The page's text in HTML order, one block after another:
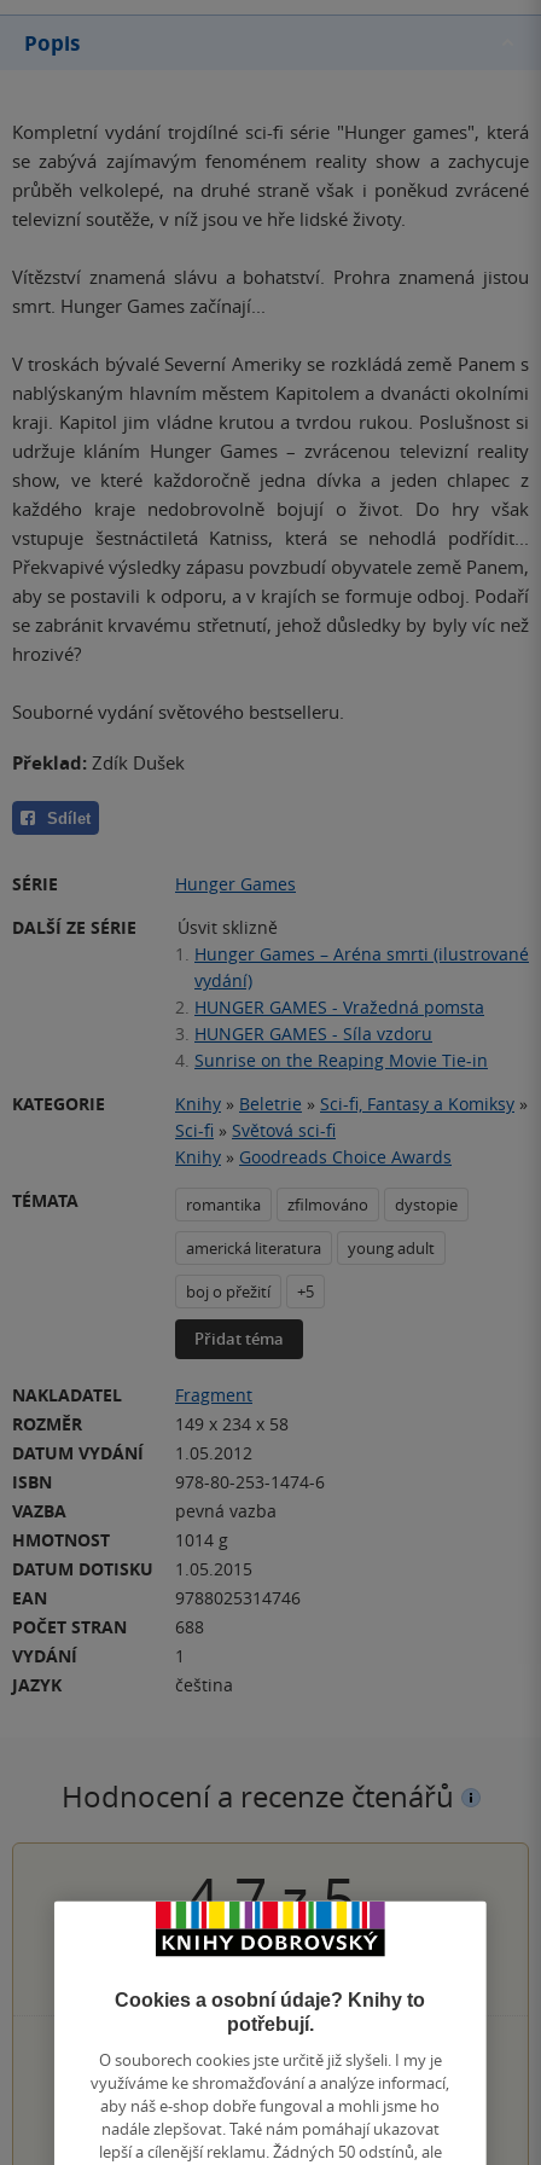
Popis
Kompletní vydání trojdílné sci-fi série "Hunger games", která
se zabývá zajímavým fenoménem reality show a zachycuje
průběh velkolepé, na druhé straně však i poněkud zvrácené
televizní soutěže, v níž jsou ve hře lidské životy.
Vítězství znamená slávu a bohatství. Prohra znamená jistou
smrt. Hunger Games začínají
V troskách bývalé Severní Ameriky se rozkládá země Panem s
nablýskaným hlavním městem Kapitolem a dvanácti okolními
kraji. Kapitol jim vládne krutou a tvrdou rukou. Poslušnost si
udržuje kláním Hunger Games – zvrácenou televizní reality
show, ve které každoročně jedna dívka a jeden chlapec z
každého kraje nedobrovolně bojují o život. Do hry však
vstupuje šestnáctiletá Katniss, která se nehodlá podřídit...
Překvapivé výsledky zápasu povzbudí obyvatele země Panem,
aby se postavili k odporu, a v krajích se formuje odboj. Podaří
se zabránit krvavému střetnutí, jehož důsledky by byly víc než
hrozivé?
Souborné vydání světového bestselleru.
Překlad: Zdík Dušek
Sdílet
SÉRIE
Hunger Games
DALŠÍ ZE SÉRIE
Úsvit sklizně
1. Hunger Games – Aréna smrti (ilustrované
vydání)
2. HUNGER GAMES - Vražedná pomsta
3. HUNGER GAMES - Síla vzdoru
4. Sunrise on the Reaping Movie Tie-in
KATEGORIE
Knihy » Beletrie » Sci-fi, Fantasy a Komiksy »
Sci-fi » Světová sci-fi
Knihy » Goodreads Choice Awards
TÉMATA
romantika zfilmováno
dystopie
americká literatura
young adult
boj o přežití
+5
Přidat téma
NAKLADATEL
Fragment
ROZMĚR
149 x 234 x 58
DATUM VYDÁNÍ
1.05.2012
ISBN
978-80-253-1474-6
VAZBA
pevná vazba
HMOTNOST
1014 g
DATUM DOTISKU
1.05.2015
EAN
9788025314746
POČET STRAN
688
VYDÁNÍ
1
JAZYK
čeština
Hodnocení a recenze čtenářů
4.7z5
264×
5 hvězdiček
65×
4 hvězdičky
13×
3 hvězdičky
0×
2 hvězdičky
0×
1 hvezdička
Cookies a osobní údaje? Knihy to
potřebují.
O souborech cookies jste určitě již slyšeli. I my je
využíváme ke shromažďování a analýze informací,
aby náš e-shop dobře fungoval a mohli jsme ho
nadále zlepšovat. Také nám pomáhají ukazovat
lepší a cílenější reklamu. Žádných 50 odstínů, ale